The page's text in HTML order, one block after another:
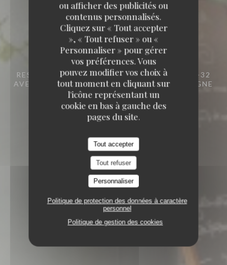
ou afficher des publicités ou
contenus personnalisés.
Cliquez sur « Tout accepter
», « Tout refuser » ou «
Personnaliser » pour gérer
vos préférences. Vous
pouvez modifier vos choix à
tout moment en cliquant sur
l'icône représentant un
cookie en bas à gauche des
pages du site.
Tout accepter
Tout refuser
Personnaliser
Politique de protection des données à caractère
personnel
Politique de gestion des cookies
RESTAURANT SEMI-GASTRONOMIQUE
30-32
AVENUE PIERRE LEFAUCHEUX 92100 BOULOGNE
BILLANCOURT